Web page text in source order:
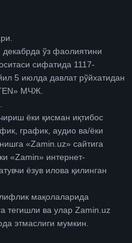
ўз фаолиятини
сифатида 1117-
5 июлда давлат рўйхатидан
МЧЖ.
ёки қисман иқтибос
график, аудио ва/ёки
«Zamin.uz» сайтига
«Zamin» интернет-
ёзув илова қилинган
мақолаларида
тегишли ва улар Zamin.uz
этмаслиги мумкин.